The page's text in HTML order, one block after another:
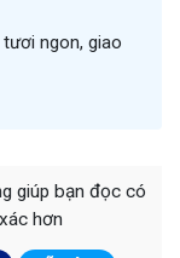
tươi ngon, giao
giúp bạn đọc có
hơn